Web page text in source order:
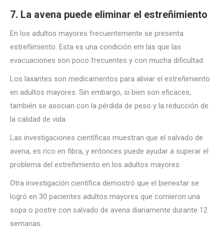
7. La avena puede eliminar el estreñimiento
En los adultos mayores frecuentemente se presenta
estreñimiento. Esta es una condición em las que las
evacuaciones son poco frecuentes y con mucha dificultad.
Los laxantes son medicamentos para aliviar el estreñimiento
en adultos mayores. Sin embargo, si bien son eficaces,
también se asocian con la pérdida de peso y la reducción de
la calidad de vida.
Las investigaciones científicas muestran que el salvado de
avena, es rico en fibra, y entonces puede ayudar a superar el
problema del estreñimiento en los adultos mayores.
Otra investigación científica demostró que el bienestar se
logró en 30 pacientes adultos mayores que comieron una
sopa o postre con salvado de avena diariamente durante 12
semanas.